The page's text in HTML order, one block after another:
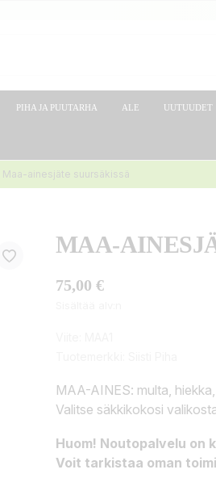
PIHA JA PUUTARHA ALE UUTUUDET
Maa-ainesjäte suursäkissä
MAA-
75,00 €
MAA-AINES: multa,
Valitse säkkikokosi
Huom! Noutopalvelu on
Voit tarkistaa oman